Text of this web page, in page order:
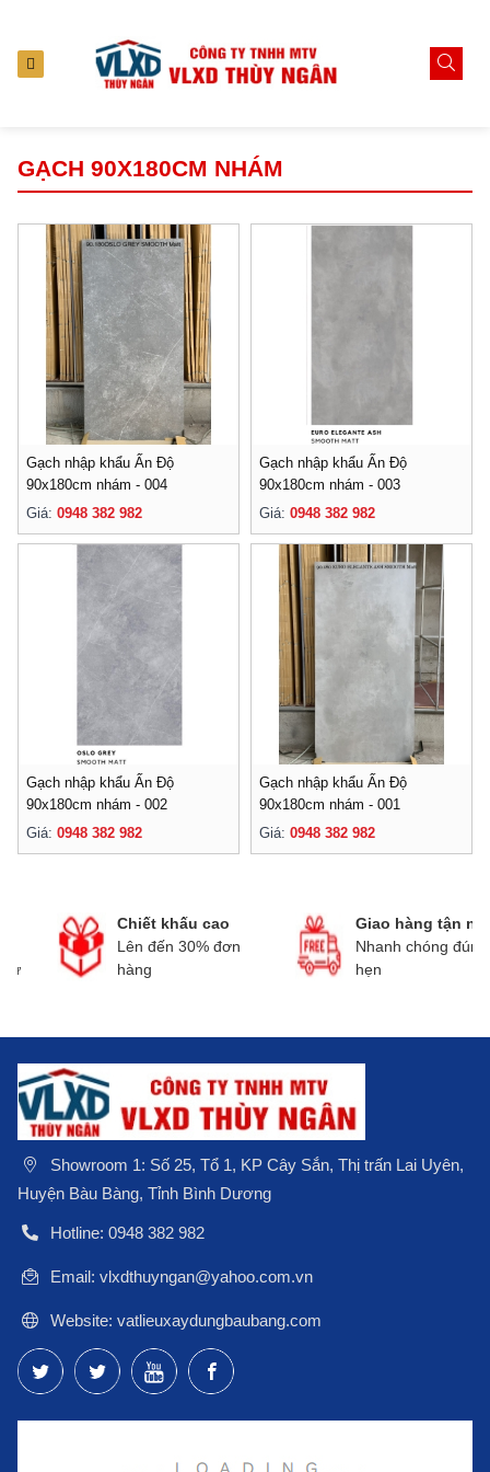
GẠCH 90X180CM NHÁM
Gạch nhập khẩu Ấn Độ
90x180cm nhám - 004
Giá: 0948 382 982
Gạch nhập khẩu Ấn Độ
90x180cm nhám - 003
Giá: 0948 382 982
Gạch nhập khẩu Ấn Độ
90x180cm nhám - 002
Giá: 0948 382 982
Gạch nhập khẩu Ấn Độ
90x180cm nhám - 001
Giá: 0948 382 982
Chiết khấu cao
Lên đến 30% đơn
hàng
Giao hàng tận nơi
Nhanh chóng đúng
hẹn
Showroom 1: Số 25, Tổ 1, KP Cây Sắn, Thị trấn Lai Uyên,
Huyện Bàu Bàng, Tỉnh Bình Dương
Hotline: 0948 382 982
Email: vlxdthuyngan@yahoo.com.vn
Website: vatlieuxaydungbaubang.com